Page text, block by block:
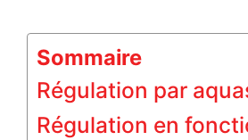
Sommaire
Régulation par
Régulation en